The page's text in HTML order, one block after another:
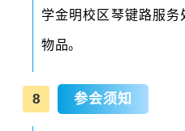
学金明校区琴键路服
物品。
8 参会须知